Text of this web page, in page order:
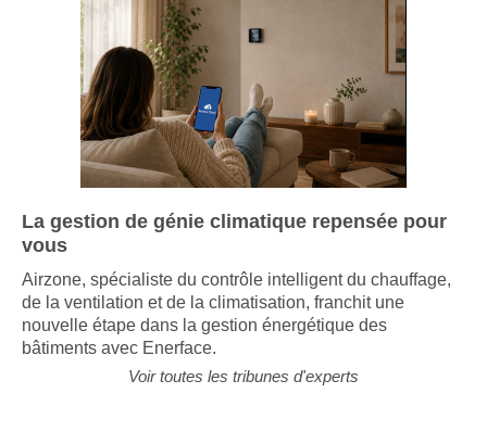
La gestion de génie climatique repensée pour
vous
Airzone, spécialiste du contrôle intelligent du chauffage,
de la ventilation et de la climatisation, franchit une
nouvelle étape dans la gestion énergétique des
bâtiments avec Enerface.
Voir toutes les tribunes d'experts